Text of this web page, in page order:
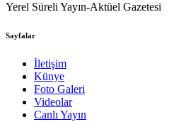
Yerel Süreli Yayın-Aktüel Gazetesi
Sayfalar
İletişim
Künye
Foto Galeri
Videolar
Canlı Yayın